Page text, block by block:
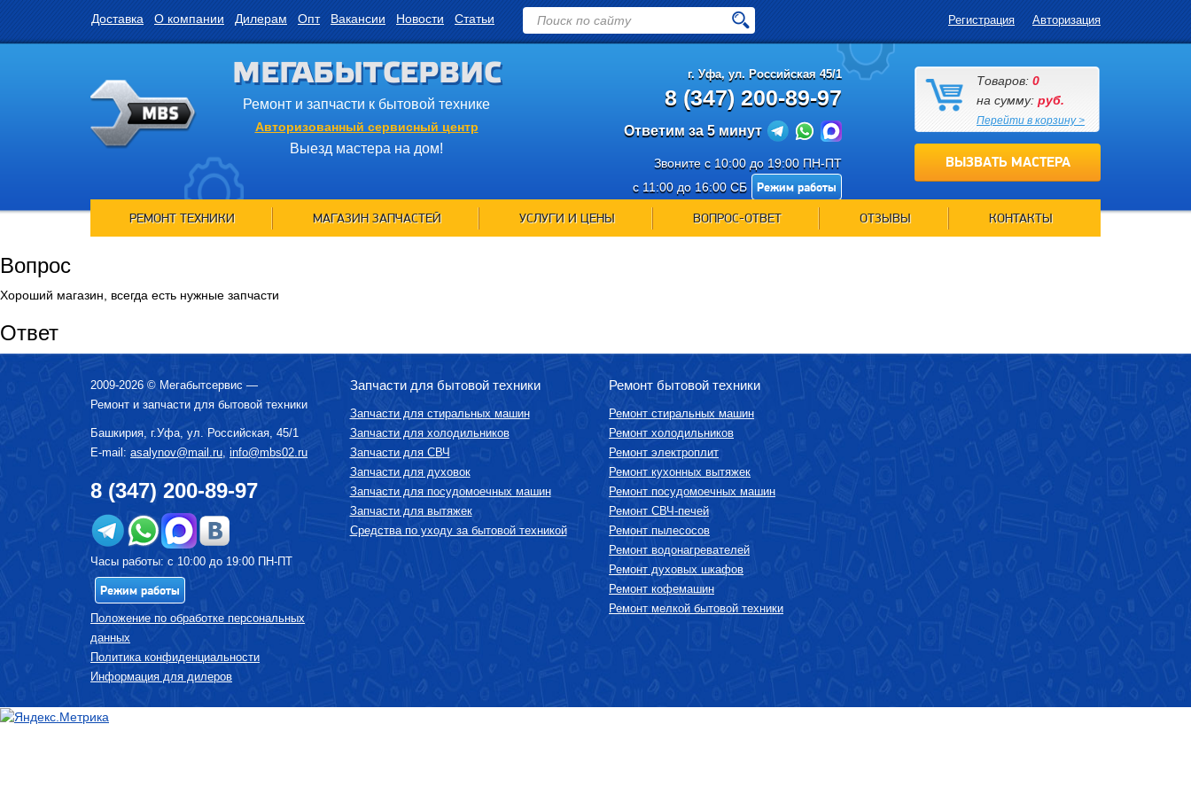
Доставка О компании Дилерам Опт Вакансии Новости Статьи Регистрация Авторизация
МЕГАБЫТСЕРВИС
Ремонт и запчасти к бытовой технике
Авторизованный сервисный центр
Выезд мастера на дом!
г. Уфа, ул. Российская 45/1
8 (347) 200-89-97
Ответим за 5 минут
Звоните с 10:00 до 19:00 ПН-ПТ
с 11:00 до 16:00 СБ
Режим работы
Товаров: 0
на сумму: руб.
Перейти в корзину >
ВЫЗВАТЬ МАСТЕРА
РЕМОНТ ТЕХНИКИ МАГАЗИН ЗАПЧАСТЕЙ УСЛУГИ И ЦЕНЫ ВОПРОС-ОТВЕТ ОТЗЫВЫ КОНТАКТЫ
Вопрос
Хороший магазин, всегда есть нужные запчасти
Ответ
2009-2026 © Мегабытсервис —
Ремонт и запчасти для бытовой техники
Башкирия, г.Уфа, ул. Российская, 45/1
E-mail: asalynov@mail.ru, info@mbs02.ru
8 (347) 200-89-97
Часы работы: с 10:00 до 19:00 ПН-ПТ
Режим работы
Положение по обработке персональных
данных
Политика конфиденциальности
Информация для дилеров
Запчасти для бытовой техники
Запчасти для стиральных машин
Запчасти для холодильников
Запчасти для СВЧ
Запчасти для духовок
Запчасти для посудомоечных машин
Запчасти для вытяжек
Средства по уходу за бытовой техникой
Ремонт бытовой техники
Ремонт стиральных машин
Ремонт холодильников
Ремонт электроплит
Ремонт кухонных вытяжек
Ремонт посудомоечных машин
Ремонт СВЧ-печей
Ремонт пылесосов
Ремонт водонагревателей
Ремонт духовых шкафов
Ремонт кофемашин
Ремонт мелкой бытовой техники